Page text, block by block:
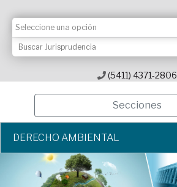
(5411) 4371-2806
Secciones
DERECHO AMBIENTAL